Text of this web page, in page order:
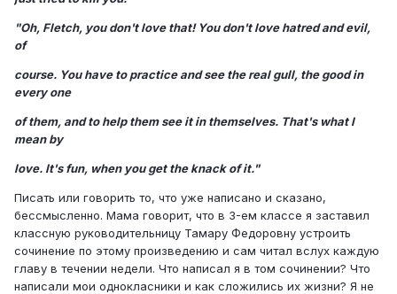
"Oh, Fletch, you don't love that! You don't love hatred and evil,
of
course. You have to practice and see the real gull, the good in
every one
of them, and to help them see it in themselves. That's what I
mean by
love. It's fun, when you get the knack of it."
Писать или говорить то, что уже написано и сказано,
бессмысленно. Мама говорит, что в 3-ем классе я заставил
классную руководительницу Тамару Федоровну устроить
сочинение по этому произведению и сам читал вслух каждую
главу в течении недели. Что написал я в том сочинении? Что
написали мои однокласники и как сложились их жизни? Я не